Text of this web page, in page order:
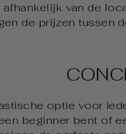
van de
de prijzen tussen
optie voor
beginner bent of